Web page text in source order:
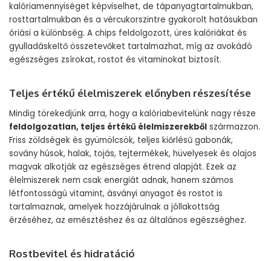
kalóriamennyiséget képviselhet, de tápanyagtartalmukban,
rosttartalmukban és a vércukorszintre gyakorolt hatásukban
óriási a különbség. A chips feldolgozott, üres kalóriákat és
gyulladáskeltő összetevőket tartalmazhat, míg az avokádó
egészséges zsírokat, rostot és vitaminokat biztosít.
Teljes értékű élelmiszerek előnyben részesítése
Mindig törekedjünk arra, hogy a kalóriabevitelünk nagy része
feldolgozatlan, teljes értékű élelmiszerekből származzon.
Friss zöldségek és gyümölcsök, teljes kiőrlésű gabonák,
sovány húsok, halak, tojás, tejtermékek, hüvelyesek és olajos
magvak alkotják az egészséges étrend alapját. Ezek az
élelmiszerek nem csak energiát adnak, hanem számos
létfontosságú vitamint, ásványi anyagot és rostot is
tartalmaznak, amelyek hozzájárulnak a jóllakottság
érzéséhez, az emésztéshez és az általános egészséghez.
Rostbevitel és hidratáció